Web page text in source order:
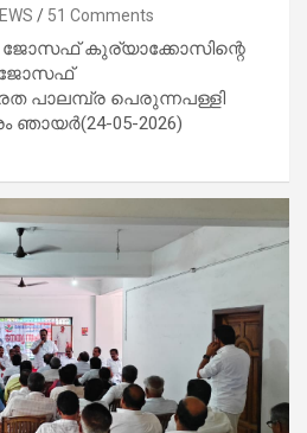
51 Comments
ജോസഫ് കുര്യാക്കോസിന്റെ
ജോസഫ്
പാലമ്പ്ര പെരുന്നപള്ളി
ഞായർ(24-05-2026)